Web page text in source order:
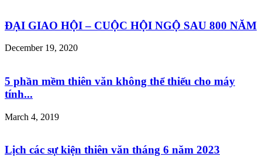
ĐẠI GIAO HỘI – CUỘC HỘI NGỘ SAU 800 NĂM
December 19, 2020
5 phần mềm thiên văn không thể thiếu cho máy
tính...
March 4, 2019
Lịch các sự kiện thiên văn tháng 6 năm 2023